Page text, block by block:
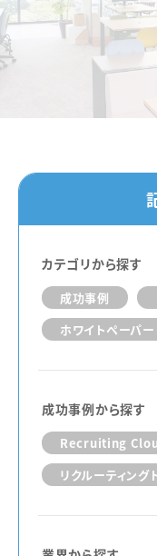
カテゴリから探す
成功事例
ホワイトペーパー
成功事例から探す
Recruiting
リクルーティング